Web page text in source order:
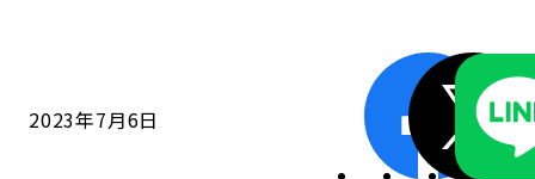
ESGデータ集
2023年7月6日